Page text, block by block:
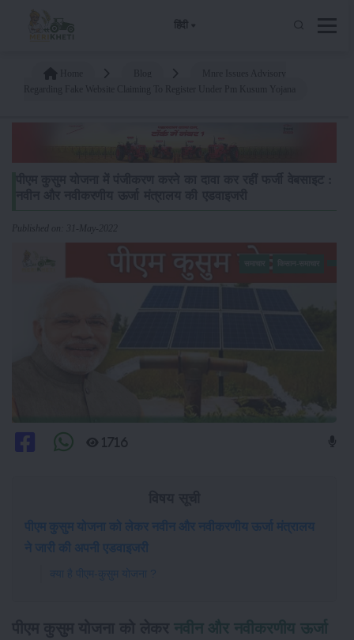
हिंदी
Published on: 31-May-2022
1716
पीएम कुसुम योजना को लेकर नवीन और नवीकरणीय ऊर्जा मंत्रालय
ने जारी की अपनी एडवाइजरी
क्या है पीएम-कुसुम योजना ?
पीएम कुसुम योजना को लेकरनवीन और नवीकरणीय ऊर्जा